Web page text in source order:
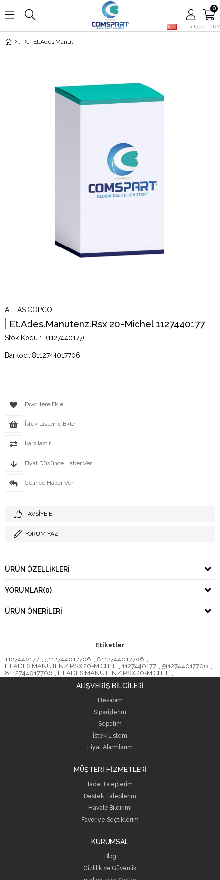
Türkçe - TRY
0
Et.Ades.Manutenz.Rsx 20-Michel 1127440177
ATLAS COPCO
Et.Ades.Manutenz.Rsx 20-Michel 1127440177
(1127440177)
Barkod : 8112744017706
Favorilere Ekle
İstek Listeme Ekle
Karşılaştır
Fiyat Düşünce Haber Ver
Gelince Haber Ver
TAVSIYE ET
YORUM YAZ
ÜRÜN ÖZELLIKLERI
YORUMLAR(0)
ÜRÜN ÖNERILERI
Etiketler
1127440177 , 5112744017706 , 8112744017706 ,
ET.ADES.MANUTENZ.RSX 20-MICHEL , 1127440177 , 5112744017706 ,
8112744017706 , ET.ADES.MANUTENZ.RSX 20-MICHEL ,
ALIŞVERİŞ BİLGİLERİ
Hesabım
Siparişlerim
Sepetim
İstek Listem
Fiyat Alarmlarım
MÜŞTERİ HİZMETLERİ
İade Taleplerim
Destek Taleplerim
Havale Bildirimi
Favoriye Seçtiklerim
KURUMSAL
Blog
Gizlilik ve Güvenlik